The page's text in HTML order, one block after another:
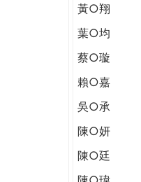
黃○翔
葉○均
蔡○璇
賴○嘉
吳○承
陳○妍
陳○廷